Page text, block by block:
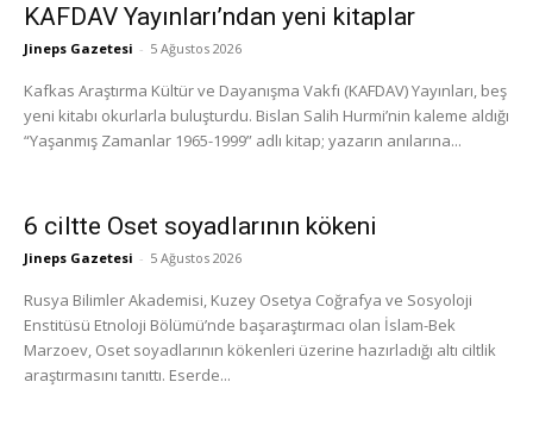
KAFDAV Yayınları’ndan yeni kitaplar
Jineps Gazetesi - 5 Ağustos 2026
Kafkas Araştırma Kültür ve Dayanışma Vakfı (KAFDAV) Yayınları, beş
yeni kitabı okurlarla buluşturdu. Bislan Salih Hurmi’nin kaleme aldığı
“Yaşanmış Zamanlar 1965-1999” adlı kitap; yazarın anılarına...
6 ciltte Oset soyadlarının kökeni
Jineps Gazetesi - 5 Ağustos 2026
Rusya Bilimler Akademisi, Kuzey Osetya Coğrafya ve Sosyoloji
Enstitüsü Etnoloji Bölümü’nde başaraştırmacı olan İslam-Bek
Marzoev, Oset soyadlarının kökenleri üzerine hazırladığı altı ciltlik
araştırmasını tanıttı. Eserde...